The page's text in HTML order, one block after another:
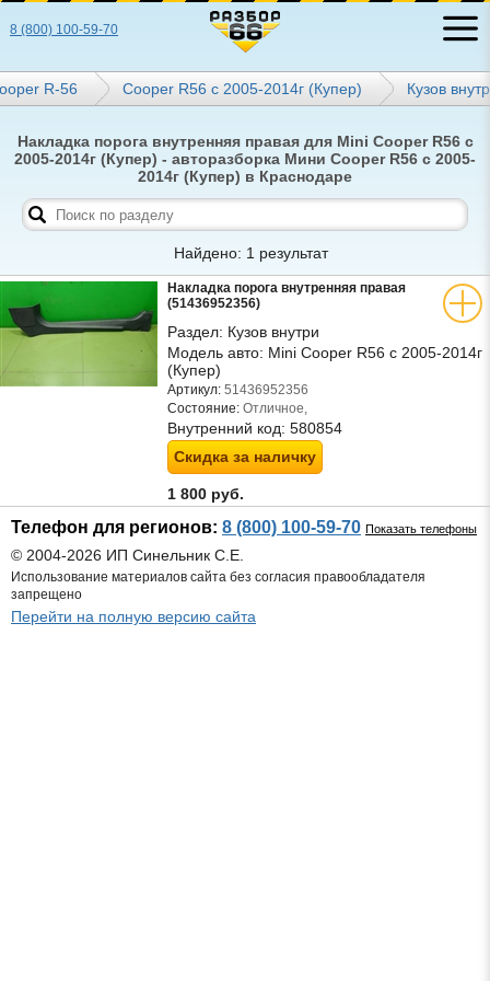
8 (800) 100-59-70
R-56 Cooper R56 с 2005-2014г (Купер) Кузов
Накладка порога внутренняя правая для Mini Cooper R56 с
2005-2014г (Купер) - авторазборка Мини Cooper R56 с 2005-
2014г (Купер) в Краснодаре
Найдено: 1 результат
Накладка порога внутренняя правая
(51436952356)
Раздел: Кузов внутри
Модель авто: Mini Cooper R56 с 2005-2014г
(Купер)
Артикул: 51436952356
Состояние: Отличное,
Внутренний код: 580854
Скидка за наличку
1 800 руб.
Телефон для регионов: 8 (800) 100-59-70 Показать телефоны
© 2004-2026 ИП Синельник С.Е.
Использование материалов сайта без согласия правообладателя
запрещено
Перейти на полную версию сайта